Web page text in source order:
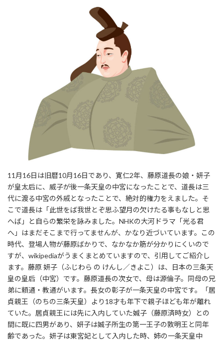
11月16日は旧暦10月16日であり、寛仁2年、藤原道長の娘・妍子
が皇太后に、威子が後一条天皇の中宮になったことで、道長は三
代に渡る中宮の外戚となったことで、絶対的権力をえました。そ
こで道長は「此世をば我世とぞ思ふ望月の欠けたる事もなしと思
へば」と自らの繁栄を詠みました。NHKの大河ドラマ「光る君
へ」はまだそこまで行ってませんが、かなり近づいています。この
時代、登場人物が藤原ばかりで、なかなか筋が分かりにくいので
すが、wikipediaがうまくまとめていますので、引用してご紹介し
ます。藤原 妍子（ふじわら の けんし／きよこ）は、日本の三条天
皇の皇后（中宮）です。藤原道長の次女で、母は源倫子。同母の兄
弟に頼通・教通がいます。長女の彰子が一条天皇の中宮です。「居
貞親王（のちの三条天皇）より18才も年下で親子ほども年が離れ
ていた。居貞親王には先に入内していた娍子（藤原済時女）との
間に既に四男があり、妍子は娍子所生の第一王子の敦明王と同年
齢であった。妍子は東宮妃として入内した時、姉の一条天皇中